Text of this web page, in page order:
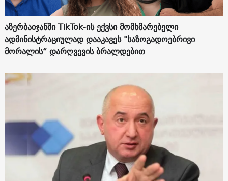
აზერბაიჯანში TikTok-ის ექვსი მომხმარებელი
ადმინისტრაციულად დააკავეს "საზოგადოებრივი
მორალის“ დარღვევის ბრალდებით